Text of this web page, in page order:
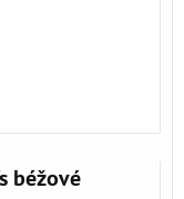
béžové